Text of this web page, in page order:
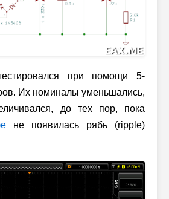
при помощи 5-
Их номиналы уменьшались,
до тех пор, пока
не появилась рябь (ripple)